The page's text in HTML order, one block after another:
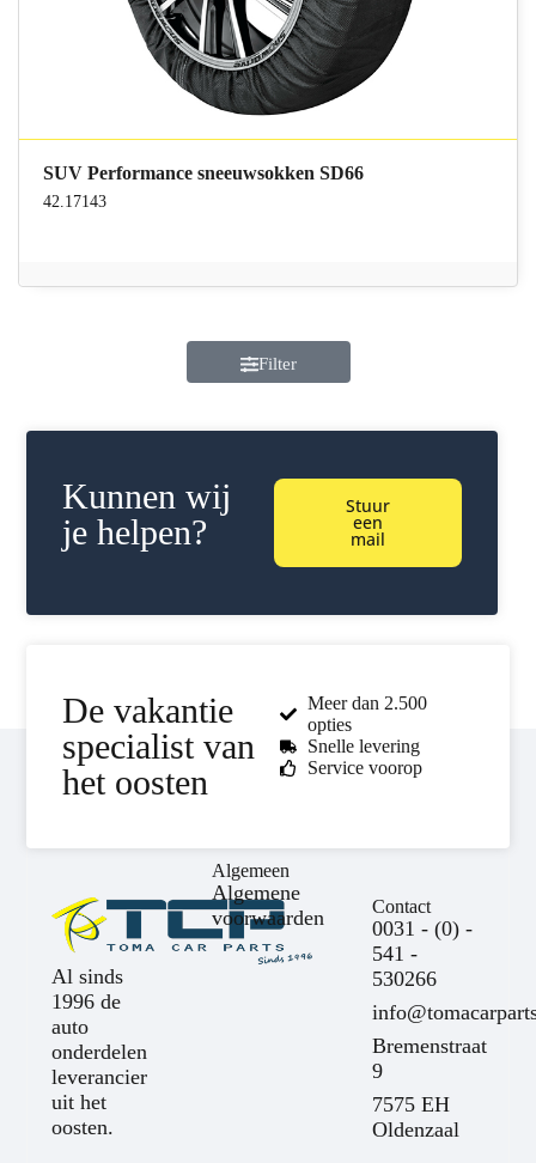
SUV Performance sneeuwsokken SD66
42.17143
Filter
Kunnen wij
je helpen?
Stuur
een
mail
De vakantie
specialist van
het oosten
Meer dan 2.500
opties
Snelle levering
Service voorop
Al sinds
1996 de
auto
onderdelen
leverancier
uit het
oosten.
Algemeen
Algemene
voorwaarden
Contact
0031 - (0) -
541 -
530266
Bremenstraat
9
7575 EH
Oldenzaal